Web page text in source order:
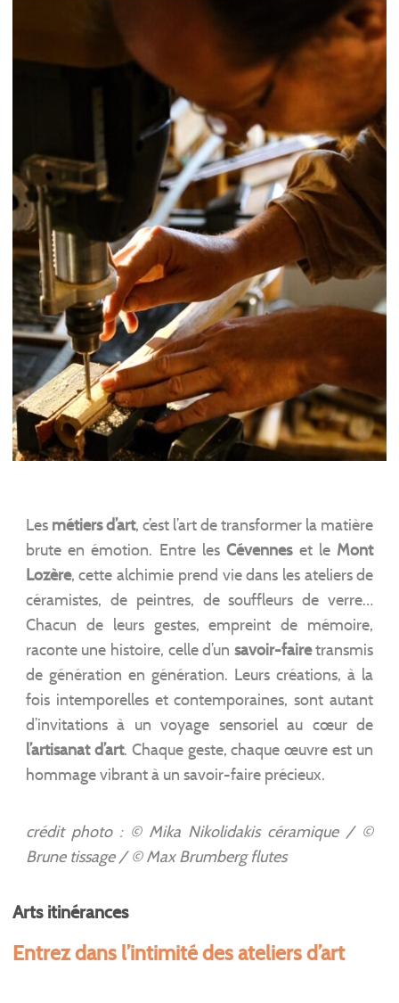
Les métiers d’art, c’est l’art de transformer la matière
brute en émotion. Entre lesCévenneset le Mont
Lozère, cette alchimie prend vie dans les ateliers de
céramistes, de peintres, de souffleurs de verre…
Chacun de leurs gestes, empreint de mémoire,
raconte une histoire, celle d’un savoir-fairetransmis
de génération en génération. Leurs créations, à la
fois intemporelles et contemporaines, sont autant
d’invitations à un voyage sensoriel au cœur de
l’artisanat d’art. Chaque geste, chaque œuvre est un
hommage vibrant à un savoir-faire précieux.
crédit photo : © Mika Nikolidakis céramique / ©
Brune tissage / © Max Brumberg flutes
Arts itinérances
Entrez dans l’intimité des ateliers d’art